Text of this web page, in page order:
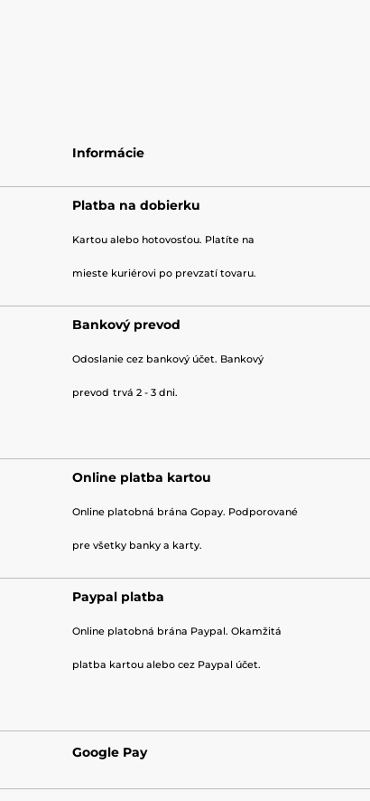
Informácie
Platba na dobierku
Kartou alebo hotovosťou. Platíte na
mieste kuriérovi po prevzatí tovaru.
Bankový prevod
Odoslanie cez bankový účet. Bankový
prevod trvá 2 - 3 dni.
Online platba kartou
Online platobná brána Gopay. Podporované
pre všetky banky a karty.
Paypal platba
Online platobná brána Paypal. Okamžitá
platba kartou alebo cez Paypal účet.
Google Pay